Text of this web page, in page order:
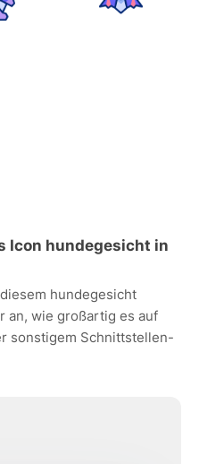
Icon hundegesicht in
hundegesicht
an, wie großartig es auf
sonstigem Schnittstellen-